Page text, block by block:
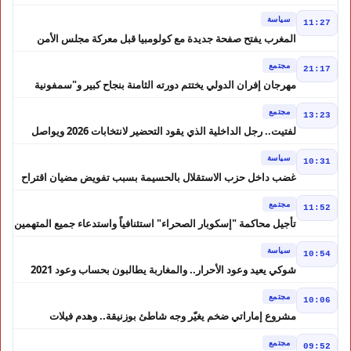
11:27 سياسة
المغرب يفتح صفحة جديدة مع كولومبيا قبل معركة مجلس الأمن
21:17 مجتمع
مهرجان إفران الدولي يختتم دورته الثامنة بنجاح كبير و"سمفونية
13:23 مجتمع
لفتيت.. رجل الداخلية الذي يقود التحضير لانتخابات 2026 ويواصل
10:31 سياسة
غضب داخل حزب الاستقلال بالحسيمة بسبب تفويض مضيان اقتراح
11:52 مجتمع
تأجيل محاكمة "إسكوبار الصحراء" استئنافياً واستدعاء جميع المتهمين
10:54 سياسة
شوكي يعيد وعود الأحرار.. والمغاربة يطالبون بحساب وعود 2021
10:06 مجتمع
مشروع إماراتي ضخم يغيّر وجه شاطئ بوزنيقة.. وهدم فيلات
09:52 مجتمع